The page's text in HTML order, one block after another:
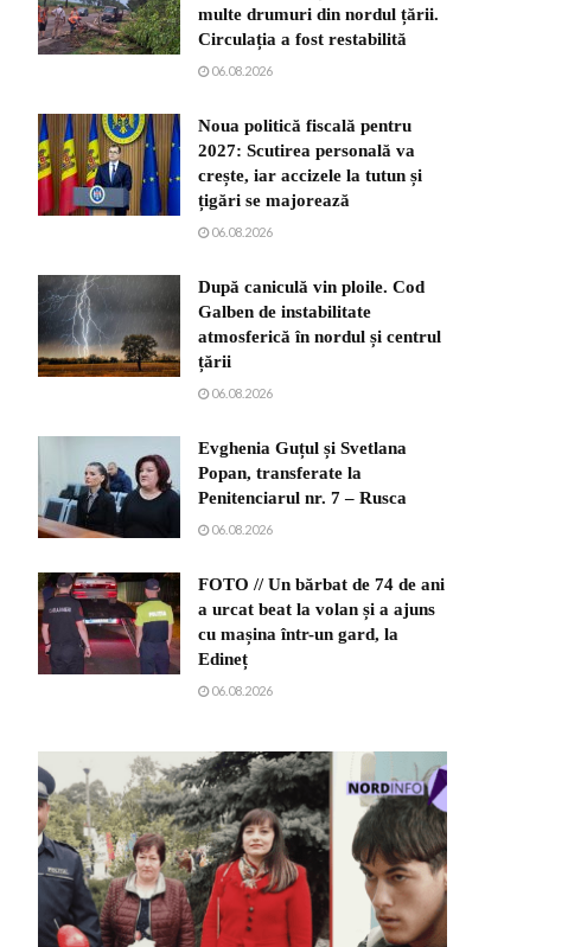
multe drumuri din nordul țării.
Circulația a fost restabilită
06.08.2026
Noua politică fiscală pentru
2027: Scutirea personală va
crește, iar accizele la tutun și
țigări se majorează
06.08.2026
După caniculă vin ploile. Cod
Galben de instabilitate
atmosferică în nordul și centrul
țării
06.08.2026
Evghenia Guțul și Svetlana
Popan, transferate la
Penitenciarul nr. 7 – Rusca
06.08.2026
FOTO // Un bărbat de 74 de ani
a urcat beat la volan și a ajuns
cu mașina într-un gard, la
Edineț
06.08.2026